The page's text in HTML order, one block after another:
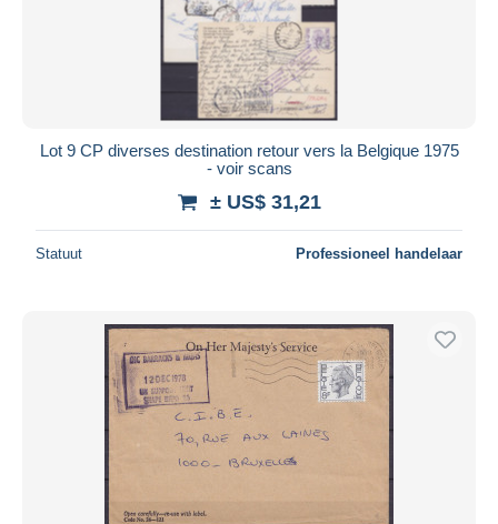
Lot 9 CP diverses destination retour vers la Belgique 1975
- voir scans
± US$ 31,21
Statuut Professioneel handelaar